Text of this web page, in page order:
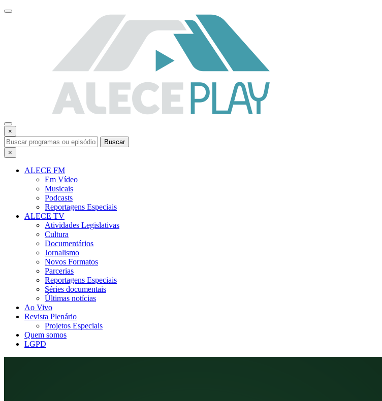
×
Buscar
×
ALECE FM
Em Vídeo
Musicais
Podcasts
Reportagens Especiais
ALECE TV
Atividades Legislativas
Cultura
Documentários
Jornalismo
Novos Formatos
Parcerias
Reportagens Especiais
Séries documentais
Últimas notícias
Ao Vivo
Revista Plenário
Projetos Especiais
Quem somos
LGPD